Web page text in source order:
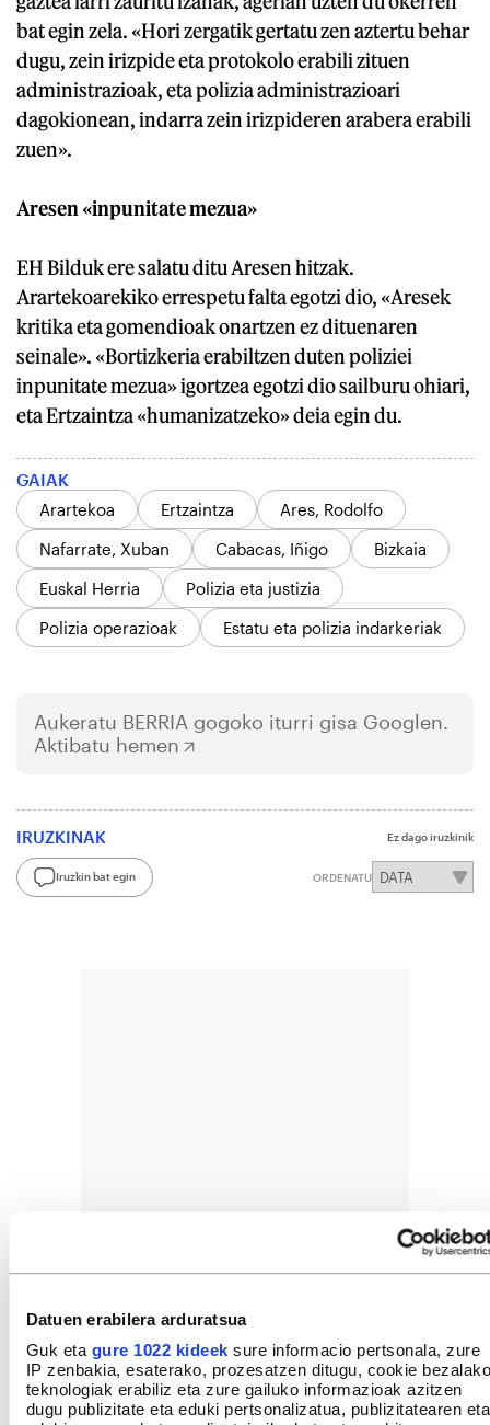
Datuen erabilera arduratsua
Guk eta gure 1022 kideek sure informacio pertsonala, zure
IP zenbakia, esaterako, prozesatzen ditugu, cookie bezalako
teknologiak erabiliz eta zure gailuko informazioak azitzen
dugu publizitate eta eduki pertsonalizatua, publizitatearen eta
bat egin zela. «Hori zergatik gertatu zen aztertu behar
dugu, zein irizpide eta protokolo erabili zituen
administrazioak, eta polizia administrazioari
dagokionean, indarra zein irizpideren arabera erabili
zuen».
Aresen «inpunitate mezua»
EH Bilduk ere salatu ditu Aresen hitzak.
Arartekoarekiko errespetu falta egotzi dio, «Aresek
kritika eta gomendioak onartzen ez dituenaren
seinale». «Bortizkeria erabiltzen duten poliziei
inpunitate mezua» igortzea egotzi dio sailburu ohiari,
eta Ertzaintza «humanizatzeko» deia egin du.
GAIAK
Arartekoa
Ertzaintza
Ares, Rodolfo
Nafarrate, Xuban
Cabacas, Iñigo
Bizkaia
Euskal Herria
Polizia eta justizia
Polizia operazioak
Estatu eta polizia indarkeriak
Aukeratu BERRIA gogoko iturri gisa Googlen.
Aktibatu hemen
IRUZKINAK Ez dago iruzkinik
Iruzkin bat egin ORDENATU